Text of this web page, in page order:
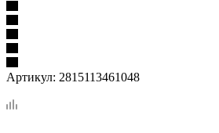
Артикул: 2815113461048